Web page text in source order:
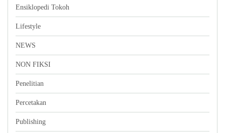
Ensiklopedi Tokoh
Lifestyle
NEWS
NON FIKSI
Penelitian
Percetakan
Publishing